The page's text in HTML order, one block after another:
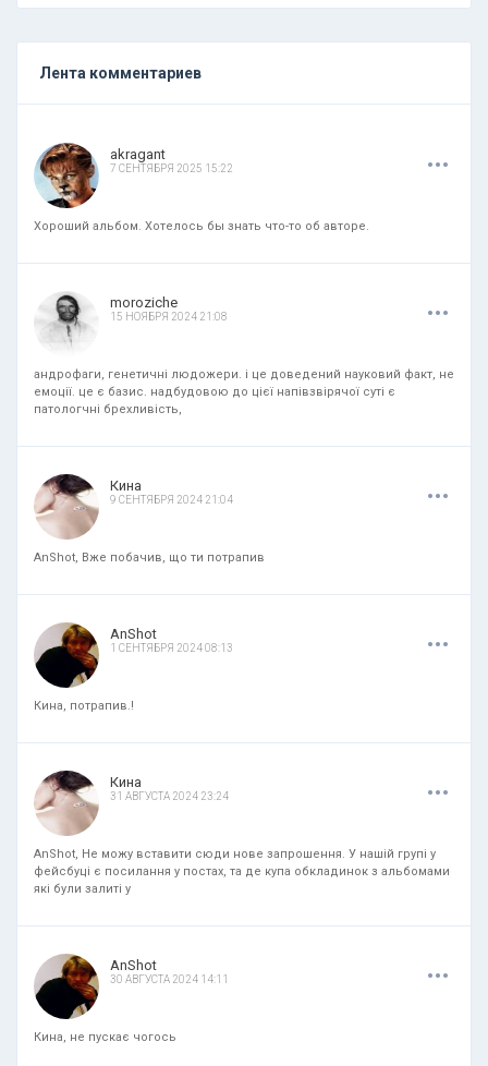
Лента комментариев
akragant
7 СЕНТЯБРЯ 2025 15:22 ...
Хороший альбом. Хотелось бы знать что-то об авторе.
moroziche
15 НОЯБРЯ 2024 21:08 ...
андрофаги, генетичні людожери. і це доведений науковий факт, не
емоції. це є базис. надбудовою до цієї напівзвірячої суті є
патологчні брехливість,
Кина
9 СЕНТЯБРЯ 2024 21:04 ...
AnShot, Вже побачив, що ти потрапив
AnShot
1 СЕНТЯБРЯ 2024 08:13 ...
Кина, потрапив.!
Кина
31 АВГУСТА 2024 23:24 ...
AnShot, Не можу вставити сюди нове запрошення. У нашій групі у
фейсбуці є посилання у постах, та де купа обкладинок з альбомами
які були залиті у
AnShot
30 АВГУСТА 2024 14:11 ...
Кина, не пускає чогось